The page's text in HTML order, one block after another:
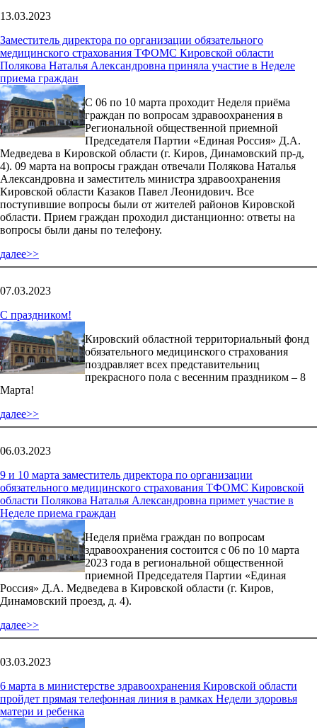
13.03.2023
Заместитель директора по организации обязательного
медицинского страхования ТФОМС Кировской области
Полякова Наталья Александровна приняла участие в Неделе
приема граждан
С 06 по 10 марта проходит Неделя приёма
граждан по вопросам здравоохранения в
Региональной общественной приемной
Председателя Партии «Единая Россия» Д.А.
Медведева в Кировской области (г. Киров, Динамовский пр-д,
4). 09 марта на вопросы граждан отвечали Полякова Наталья
Александровна и заместитель министра здравоохранения
Кировской области Казаков Павел Леонидович. Все
поступившие вопросы были от жителей районов Кировской
области. Прием граждан проходил дистанционно: ответы на
вопросы были даны по телефону.
далее>>
07.03.2023
С праздником!
Кировский областной территориальный фонд
обязательного медицинского страхования
поздравляет всех представительниц
прекрасного пола с весенним праздником – 8
Марта!
далее>>
06.03.2023
9 и 10 марта заместитель директора по организации
обязательного медицинского страхования ТФОМС Кировской
области Полякова Наталья Александровна примет участие в
Неделе приема граждан
Неделя приёма граждан по вопросам
здравоохранения состоится с 06 по 10 марта
2023 года в региональной общественной
приемной Председателя Партии «Единая
Россия» Д.А. Медведева в Кировской области (г. Киров,
Динамовский проезд, д. 4).
далее>>
03.03.2023
6 марта в министерстве здравоохранения Кировской области
пройдет прямая телефонная линия в рамках Недели здоровья
матери и ребенка